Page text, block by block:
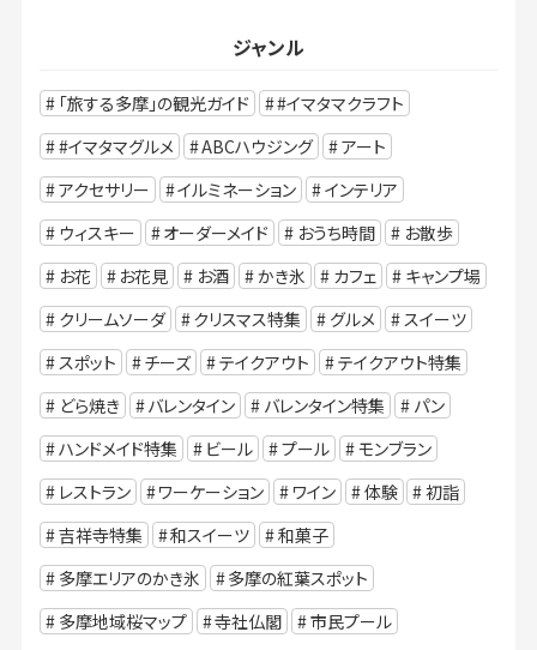
ジャンル
「旅する多摩」の観光ガイド
#イマタマクラフト
#イマタマグルメ
ABCハウジング
アート
アクセサリー
イルミネーション
インテリア
ウィスキー
オーダーメイド おうち時間
お散歩
お花
お花見 お酒 かき氷 カフェ
キャンプ場
クリームソーダ
クリスマス特集 グルメ
スイーツ
スポット
チーズ テイクアウト
テイクアウト特集
どら焼き
バレンタイン バレンタイン特集
パン
ハンドメイド特集
ビール プール
モンブラン
レストラン
ワーケーション ワイン 体験
初詣
吉祥寺特集
和スイーツ
和菓子
多摩エリアのかき氷
多摩の紅葉スポット
多摩地域桜マップ
寺社仏閣
市民プール